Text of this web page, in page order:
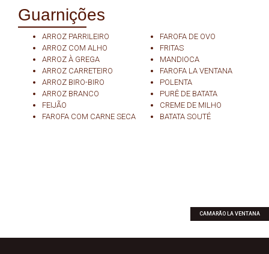
Guarnições
ARROZ PARRILEIRO
ARROZ COM ALHO
ARROZ À GREGA
ARROZ CARRETEIRO
ARROZ BIRO-BIRO
ARROZ BRANCO
FEIJÃO
FAROFA COM CARNE SECA
FAROFA DE OVO
FRITAS
MANDIOCA
FAROFA LA VENTANA
POLENTA
PURÊ DE BATATA
CREME DE MILHO
BATATA SOUTÉ
CAMARÃO LA VENTANA